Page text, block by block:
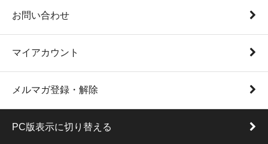
お問い合わせ
マイアカウント
メルマガ登録・解除
PC版表示に切り替える